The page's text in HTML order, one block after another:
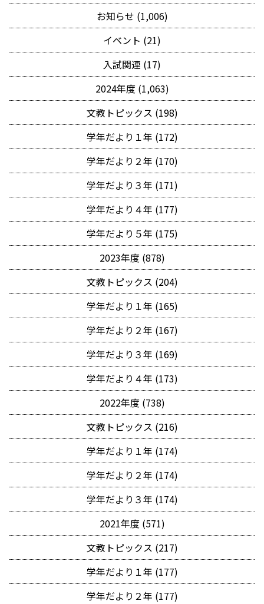
お知らせ (1,006)
イベント (21)
入試関連 (17)
2024年度 (1,063)
文教トピックス (198)
学年だより１年 (172)
学年だより２年 (170)
学年だより３年 (171)
学年だより４年 (177)
学年だより５年 (175)
2023年度 (878)
文教トピックス (204)
学年だより１年 (165)
学年だより２年 (167)
学年だより３年 (169)
学年だより４年 (173)
2022年度 (738)
文教トピックス (216)
学年だより１年 (174)
学年だより２年 (174)
学年だより３年 (174)
2021年度 (571)
文教トピックス (217)
学年だより１年 (177)
学年だより２年 (177)